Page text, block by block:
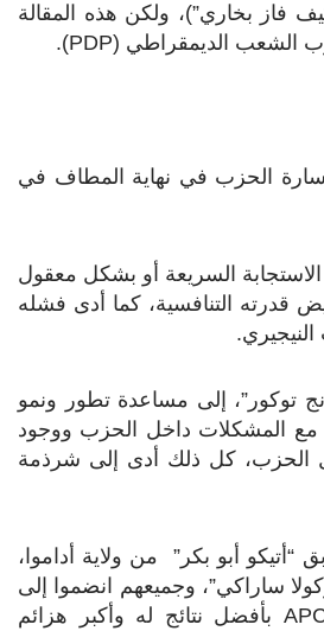
المعارضة “كل التجمع التقدمي” (انظر “نيو أفريكان” مايو 2015، “كيف فاز بخاري”)، ولكن هذه المقالة
الشعب الديمقراطي (PDP
).
الحزب في نهاية المطاف في
السريعة أو بشكل معقول
قدرته التنافسية، كما أدى فشله
توكور”، إلى مساعدة تطور ونمو
مع المشكلات داخل الحزب ووجود
الحزب، كل ذلك أدى إلى شرذمة
أبو بكر” من ولاية أداموا،
ساراكي”، وجميعهم انضموا إلى
بأفضل نتائج له وأكبر هزائم